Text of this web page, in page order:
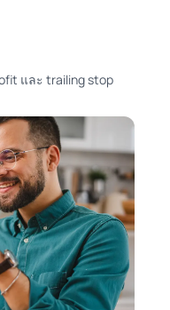
และ trailing stop